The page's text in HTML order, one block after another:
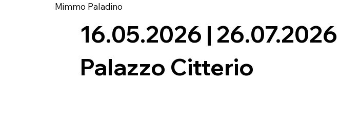
Mimmo Paladino
16.05.2026 | 26.07.2026
Palazzo Citterio